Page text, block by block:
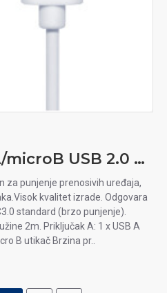
Prosto USBKS-A/microB USB 2.0 kabel, USB A-micro B, 2m
za punjenje prenosivih uređaja,
kvalitet izrade. Odgovara
standard (brzo punjenje).
2m. Priključak A: 1 x USB A
B utikač Brzina pr..